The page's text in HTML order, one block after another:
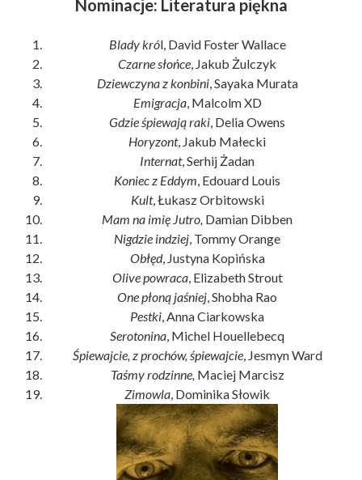
Nominacje: Literatura piękna
Blady król, David Foster Wallace
Czarne słońce, Jakub Żulczyk
Dziewczyna z konbini, Sayaka Murata
Emigracja, Malcolm XD
Gdzie śpiewają raki, Delia Owens
Horyzont, Jakub Małecki
Internat, Serhij Żadan
Koniec z Eddym, Edouard Louis
Kult, Łukasz Orbitowski
Mam na imię Jutro, Damian Dibben
Nigdzie indziej, Tommy Orange
Obłęd, Justyna Kopińska
Olive powraca, Elizabeth Strout
One płoną jaśniej, Shobha Rao
Pestki, Anna Ciarkowska
Serotonina, Michel Houellebecq
Śpiewajcie, z prochów, śpiewajcie, Jesmyn Ward
Taśmy rodzinne, Maciej Marcisz
Zimowla, Dominika Słowik